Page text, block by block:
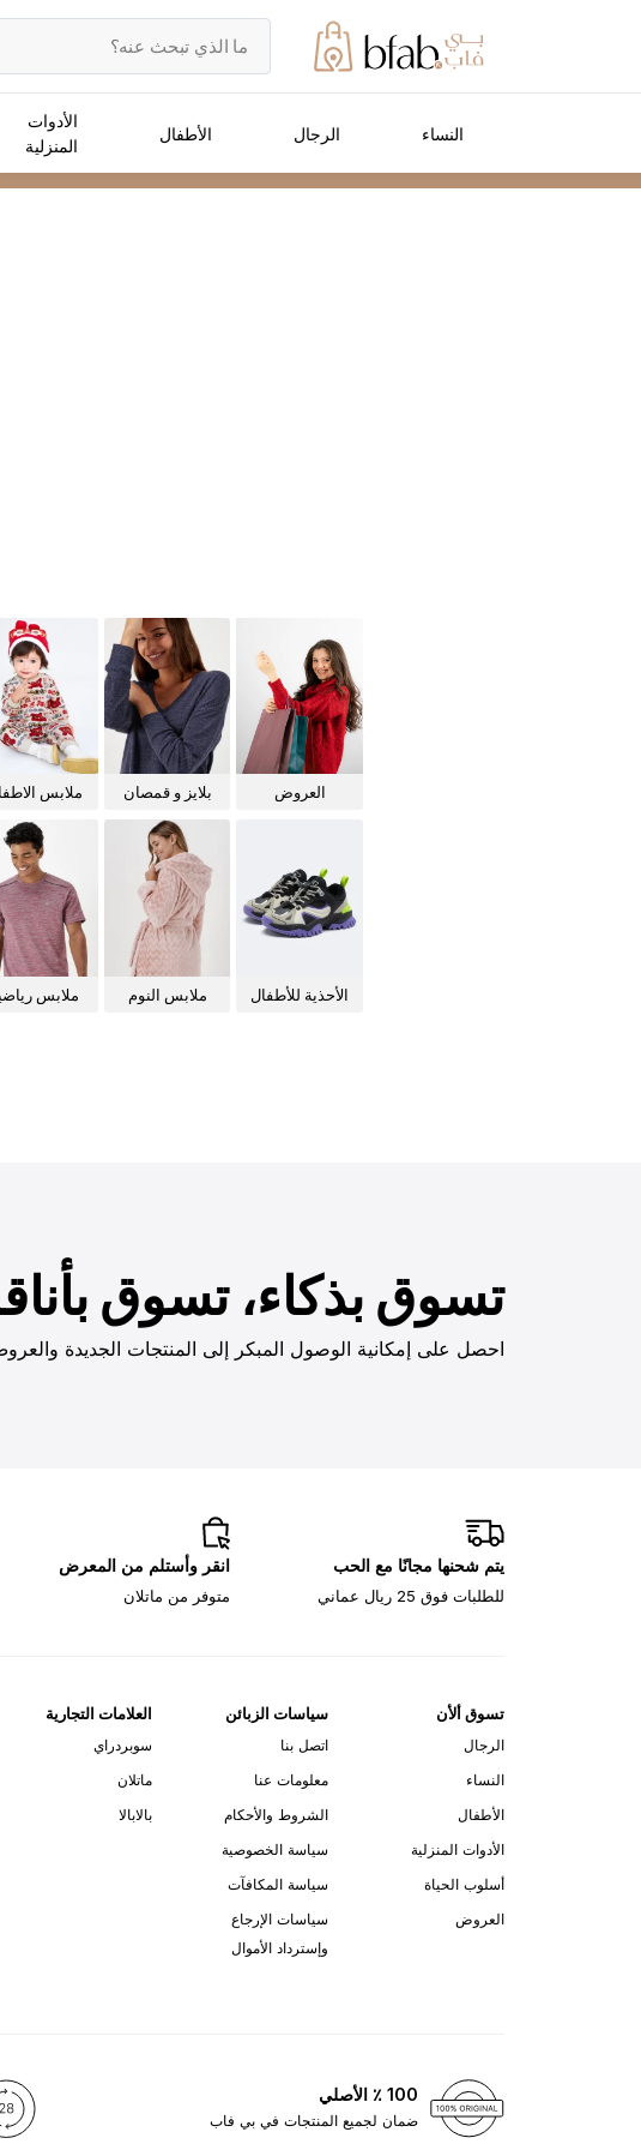
النساء الرجال الأطفال
الأدوات
المنزلية
العروض
بلايز و قمصان
ملابس
الأحذية للأطفال
ملابس النوم
ملابس
تسوق بذكاء، تسوق
احصل على إمكانية الوصول المبكر إلى المنتجات الجديدة
يتم شحنها مجانًا مع الحب
للطلبات فوق 25 ريال عماني
انقر وأستلم من المعرض
متوفر من ماتلان
تسوق ألأن
الرجال
النساء
الأطفال
الأدوات المنزلية
أسلوب الحياة
العروض
سياسات الزبائن
اتصل بنا
معلومات عنا
الشروط والأحكام
سياسة الخصوصية
سياسة المكافآت
سياسات الإرجاع
وإسترداد الأموال
العلامات التجارية
سوبردراي
ماتلان
بالابالا
100 ٪ الأصلي
ضمان لجميع المنتجات في بي فاب